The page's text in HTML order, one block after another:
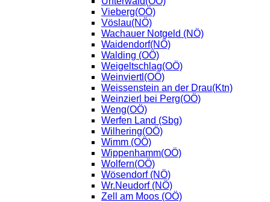
Vieberg(OÖ)
Vöslau(NÖ)
Wachauer Notgeld (NÖ)
Waidendorf(NÖ)
Walding (OÖ)
Weigeltschlag(OÖ)
Weinviertl(OÖ)
Weissenstein an der Drau(Ktn)
Weinzierl bei Perg(OÖ)
Weng(OÖ)
Werfen Land (Sbg)
Wilhering(OÖ)
Wimm (OÖ)
Wippenhamm(OÖ)
Wolfern(OÖ)
Wösendorf (NÖ)
Wr.Neudorf (NÖ)
Zell am Moos (OÖ)